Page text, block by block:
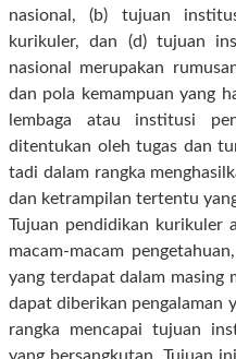
nasional, (b) tujuan
kurikuler, dan (d) tujuan
nasional merupakan
dan pola kemampuan yang
lembaga atau institusi
ditentukan oleh tugas dan
tadi dalam rangka
dan ketrampilan tertentu
Tujuan pendidikan kurikuler
macam-macam
yang terdapat dalam masing
dapat diberikan pengalaman
rangka mencapai tujuan